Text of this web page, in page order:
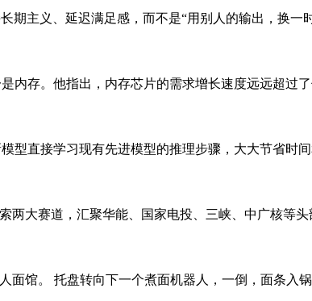
主义、延迟满足感，而不是“用别人的输出，换一
存。他指出，内存芯片的需求增长速度远远超过
直接学习现有先进模型的推理步骤，大大节省时
大赛道，汇聚华能、国家电投、三峡、中广核等
馆。 托盘转向下一个煮面机器人，一倒，面条入